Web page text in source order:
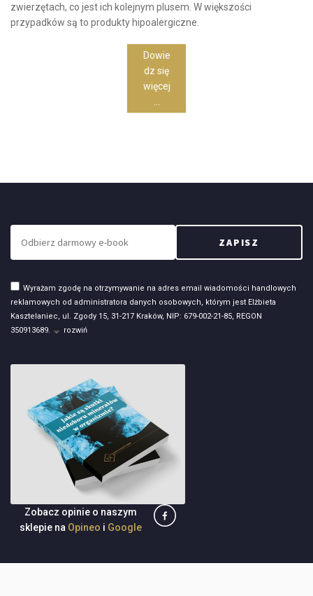
zwierzętach, co jest ich kolejnym plusem. W większości
przypadków są to produkty hipoalergiczne.
Dowie
dz się
więcej
Wyrażam zgodę na otrzymywanie na adres email wiadomości handlowych
reklamowych od administratora danych osobowych, którym jest Elżbieta
Kasztelaniec, ul. Zgody 15, 31-217 Kraków, NIP: 679-002-21-85, REGON
350913689.
rozwiń
Zobacz opinie o naszym
sklepie na Opineo i Google